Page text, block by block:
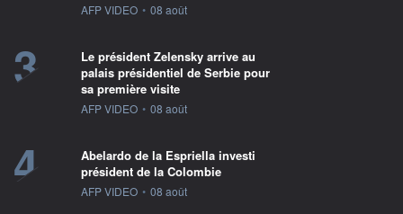
information fournie par
AFP VIDEO • 08 août
3
Le président Zelensky arrive au
palais présidentiel de Serbie pour
sa première visite
information fournie par
AFP VIDEO • 08 août
4
Abelardo de la Espriella investi
président de la Colombie
information fournie par
AFP VIDEO • 08 août